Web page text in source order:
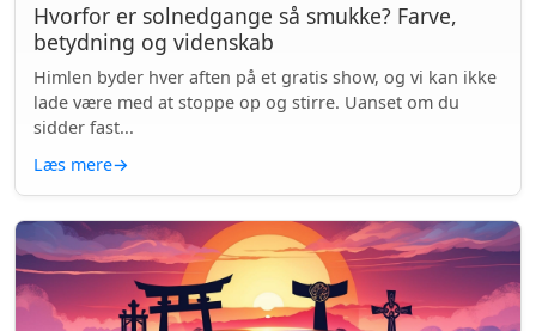
Hvorfor er solnedgange så smukke? Farve,
betydning og videnskab
Himlen byder hver aften på et gratis show, og vi kan ikke
lade være med at stoppe op og stirre. Uanset om du
sidder fast...
Læs mere→